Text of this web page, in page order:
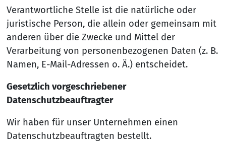
Verantwortliche Stelle ist die natürliche oder
juristische Person, die allein oder gemeinsam mit
anderen über die Zwecke und Mittel der
Verarbeitung von personenbezogenen Daten (z. B.
Namen, E-Mail-Adressen o. Ä.) entscheidet.
Gesetzlich vorgeschriebener
Datenschutzbeauftragter
Wir haben für unser Unternehmen einen
Datenschutzbeauftragten bestellt.